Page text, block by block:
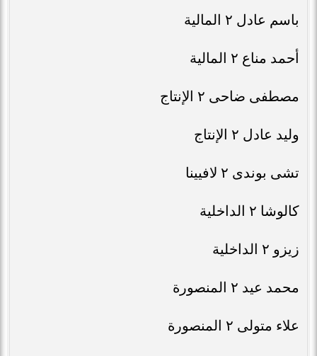
باسم عادل ٢ المالية
أحمد مناع ٢ المالية
مصطفى ضاحى ٢ الإنتاج
وليد عادل ٢ الإنتاج
تشى بوندى ٢ لافيينا
كالوشا ٢ الداخلية
زيزو ٢ الداخلية
محمد عيد ٢ المنصورة
علاء متولى ٢ المنصورة